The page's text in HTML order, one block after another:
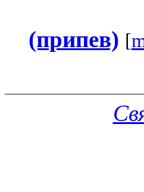
(припев) [